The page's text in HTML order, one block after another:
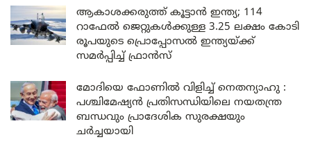
ആകാശക്കരുത്ത് കൂട്ടാൻ ഇന്ത്യ; 114
റാഫേൽ ജെറ്റുകൾക്കുള്ള 3.25 ലക്ഷം കോടി
രൂപയുടെ പ്രൊപ്പോസൽ ഇന്ത്യയ്ക്ക്
സമർപ്പിച്ച് ഫ്രാൻസ്
മോദിയെ ഫോണിൽ വിളിച്ച് നെതന്യാഹു :
പശ്ചിമേഷ്യൻ പ്രതിസന്ധിയിലെ നയതന്ത്ര
ബന്ധവും പ്രാദേശിക സുരക്ഷയും
ചർച്ചയായി